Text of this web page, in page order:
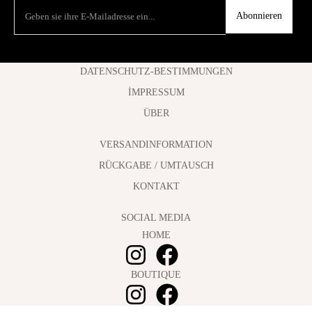
Abonnieren
DATENSCHUTZ-BESTIMMUNGEN
İMPRESSUM
ÜBER
VERSANDINFORMATION
RÜCKGABE / UMTAUSCH
KONTAKT
SOCIAL MEDIA
HOME
BOUTIQUE